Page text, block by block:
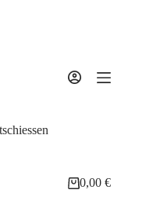
Warenkorb
0,00€